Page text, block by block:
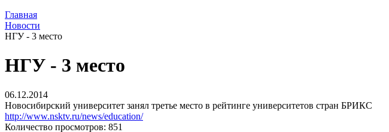
Главная
Новости
НГУ - 3 место
НГУ - 3 место
06.12.2014
Новосибирский университет занял третье место в рейтинге университетов стран БРИКС
http://www.nsktv.ru/news/education/
Количество просмотров: 851